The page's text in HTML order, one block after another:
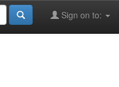
Sign on to: